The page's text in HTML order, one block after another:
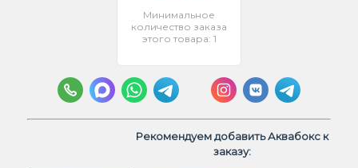
Минимальное
количество заказа
этого товара: 1
Рекомендуем добавить Аквабокс к
заказу: